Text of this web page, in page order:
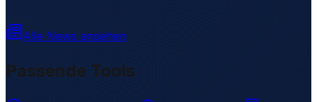
Alle News ansehen
Passende Tools